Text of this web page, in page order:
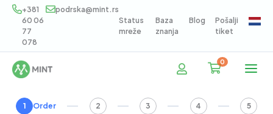
+381
60 06
77
078
podrska@mint.rs
Status
mreže
Baza
znanja
Blog
Pošalji
tiket
0
1 Order 2 3 4 5